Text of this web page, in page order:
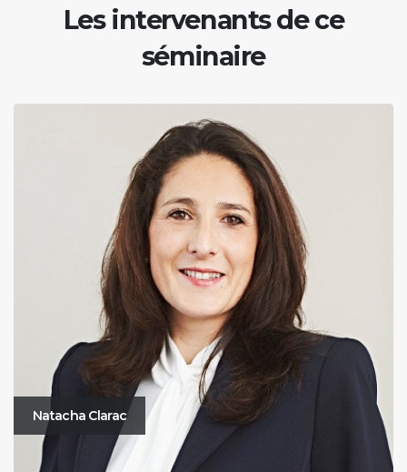
Les intervenants de ce
séminaire
Natacha Clarac